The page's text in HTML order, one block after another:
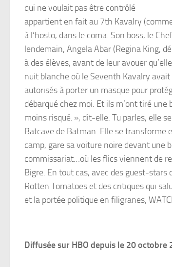
qui ne voulait pas être contrôlé
appartient en fait au 7th Kavalry
à l’hosto, dans le coma. Son boss, le
lendemain, Angela Abar (Regina King,
à des élèves, avant de leur avouer
nuit blanche où le Seventh Kavalry
autorisés à porter un masque pour
débarqué chez moi. Et ils m’ont tiré
moins risqué. », dit-elle. Tu parles, elle
Batcave de Batman. Elle se transforme
camp, gare sa voiture noire devant une
commissariat…où les flics viennent de
Bigre. En tout cas, avec des guest-stars
Rotten Tomatoes et des critiques qui
et la portée politique en filigranes,
Diffusée sur HBO depuis le 20 octobre